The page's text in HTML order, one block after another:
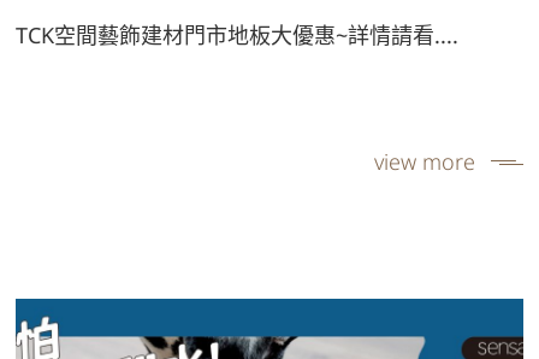
TCK空間藝飾建材門市地板大優惠~詳情請看....
view more